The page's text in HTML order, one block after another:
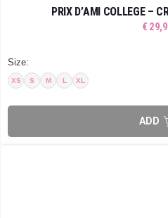
PRIX D’AMI COLLEGE –
€
Size:
XS S M L XL